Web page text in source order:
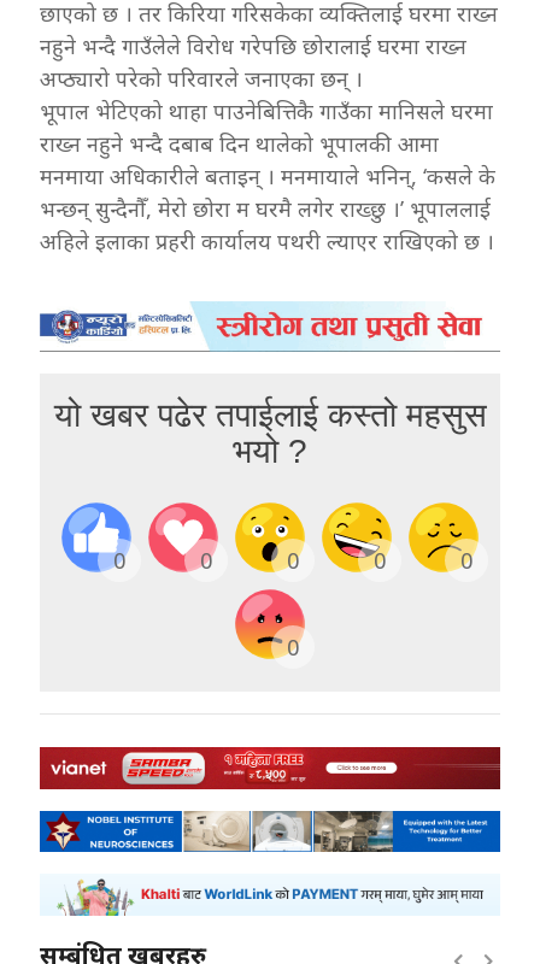
छाएको छ । तर किरिया गरिसकेका व्यक्तिलाई घरमा राख्न
नहुने भन्दै गाउँलेले विरोध गरेपछि छोरालाई घरमा राख्न
अप्ठ्यारो परेको परिवारले जनाएका छन् ।
भूपाल भेटिएको थाहा पाउनेबित्तिकै गाउँका मानिसले घरमा
राख्न नहुने भन्दै दबाब दिन थालेको भूपालकी आमा
मनमाया अधिकारीले बताइन् । मनमायाले भनिन्, ‘कसले के
भन्छन् सुन्दैनौँ, मेरो छोरा म घरमै लगेर राख्छु ।’ भूपाललाई
अहिले इलाका प्रहरी कार्यालय पथरी ल्याएर राखिएको छ ।
यो खबर पढेर तपाईलाई कस्तो महसुस
भयो ?
0 0 0 0 0
0
सम्बंधित खबरहरु